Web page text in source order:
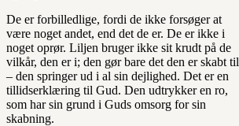
De er forbilledlige, fordi de ikke forsøger at
være noget andet, end det de er. De er ikke i
noget oprør. Liljen bruger ikke sit krudt på de
vilkår, den er i; den gør bare det den er skabt til
– den springer ud i al sin dejlighed. Det er en
tillidserklæring til Gud. Den udtrykker en ro,
som har sin grund i Guds omsorg for sin
skabning.